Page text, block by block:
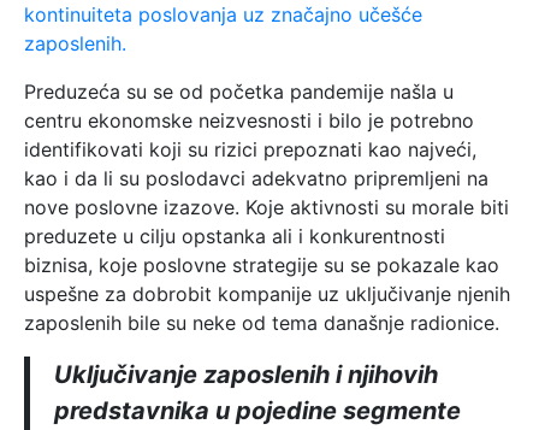
kontinuiteta poslovanja uz značajno učešće
zaposlenih.
Preduzeća su se od početka pandemije našla u
centru ekonomske neizvesnosti i bilo je potrebno
identifikovati koji su rizici prepoznati kao najveći,
kao i da li su poslodavci adekvatno pripremljeni na
nove poslovne izazove. Koje aktivnosti su morale biti
preduzete u cilju opstanka ali i konkurentnosti
biznisa, koje poslovne strategije su se pokazale kao
uspešne za dobrobit kompanije uz uključivanje njenih
zaposlenih bile su neke od tema današnje radionice.
Uključivanje zaposlenih i njihovih
predstavnika u pojedine segmente